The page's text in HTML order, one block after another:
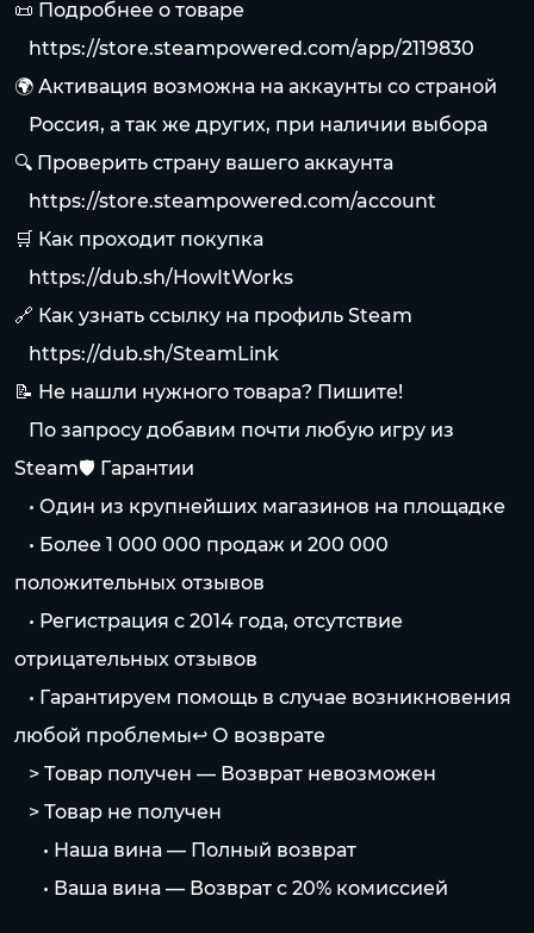
📜 Подробнее о товаре
https://store.steampowered.com/app/2119830
🌍 Активация возможна на аккаунты со страной
⠀Россия, а так же других, при наличии выбора
🔍 Проверить страну вашего аккаунта
https://store.steampowered.com/account
🛒 Как проходит покупка
https://dub.sh/HowItWorks
🔗 Как узнать ссылку на профиль Steam
https://dub.sh/SteamLink
📝 Не нашли нужного товара? Пишите!
⠀По запросу добавим почти любую игру из
Steam🛡 Гарантии
⠀• Один из крупнейших магазинов на площадке
⠀• Более 1 000 000 продаж и 200 000
положительных отзывов
⠀• Регистрация с 2014 года, отсутствие
отрицательных отзывов
⠀• Гарантируем помощь в случае возникновения
любой проблемы↩️ О возврате
⠀> Товар получен — Возврат невозможен
⠀> Товар не получен
⠀⠀• Наша вина — Полный возврат
⠀⠀• Ваша вина — Возврат с 20% комиссией